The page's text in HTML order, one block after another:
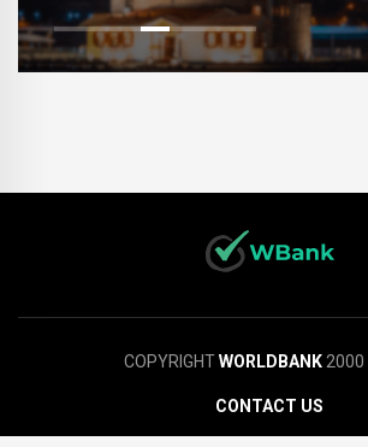
COPYRIGHTWORLDBANK2000
CONTACT US